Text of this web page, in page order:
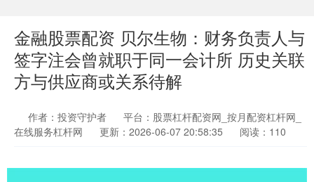
金融股票配资 贝尔生物：财务负责人与
签字注会曾就职于同一会计所 历史关联
方与供应商或关系待解
作者：投资守护者
平台：股票杠杆配资网_按月配资杠杆网_
在线服务杠杆网
更新：2026-06-07 20:58:35 阅读：110